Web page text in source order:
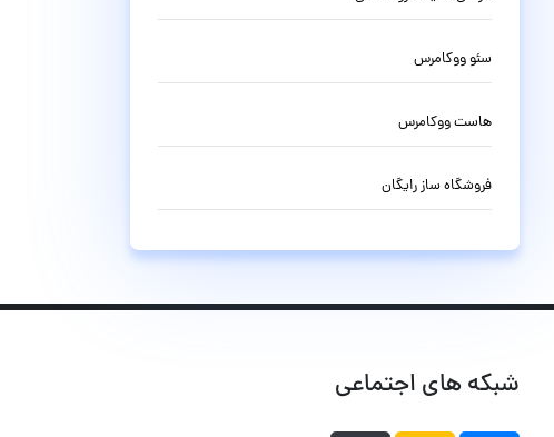
سئو ووکامرس
هاست ووکامرس
فروشگاه ساز رایگان
شبکه های اجتماعی